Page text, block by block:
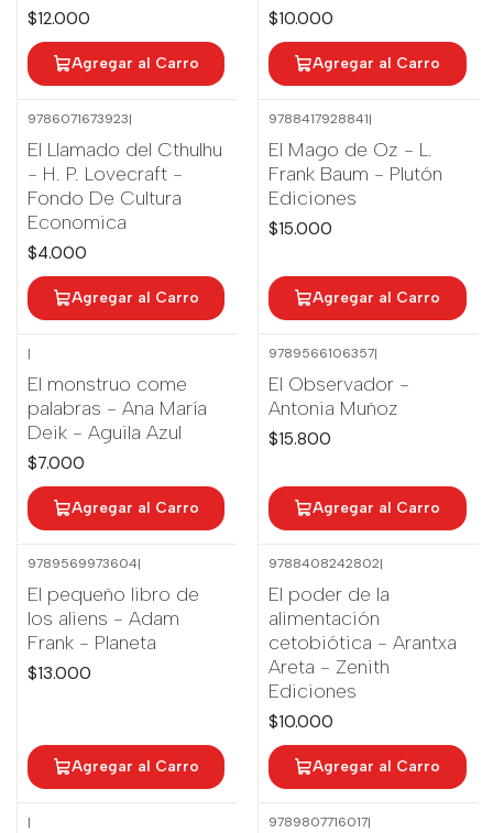
$12.000
Agregar al Carro
$10.000
Agregar al Carro
9786071673923|
El Llamado del Cthulhu
- H. P. Lovecraft -
Fondo De Cultura
Economica
$4.000
Agregar al Carro
9788417928841|
El Mago de Oz - L.
Frank Baum - Plutón
Ediciones
$15.000
Agregar al Carro
|
El monstruo come
palabras - Ana María
Deik - Aguila Azul
$7.000
Agregar al Carro
9789566106357|
El Observador -
Antonia Muñoz
$15.800
Agregar al Carro
9789569973604|
El pequeño libro de
los aliens - Adam
Frank - Planeta
$13.000
Agregar al Carro
9788408242802|
El poder de la
alimentación
cetobiótica - Arantxa
Areta - Zenith
Ediciones
$10.000
Agregar al Carro
| 9789807716017|